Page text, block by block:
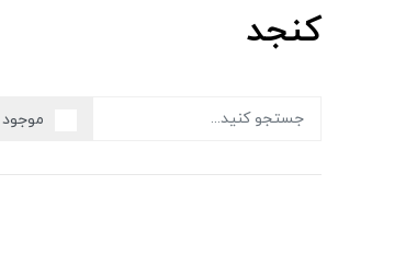
کنجد
موجود